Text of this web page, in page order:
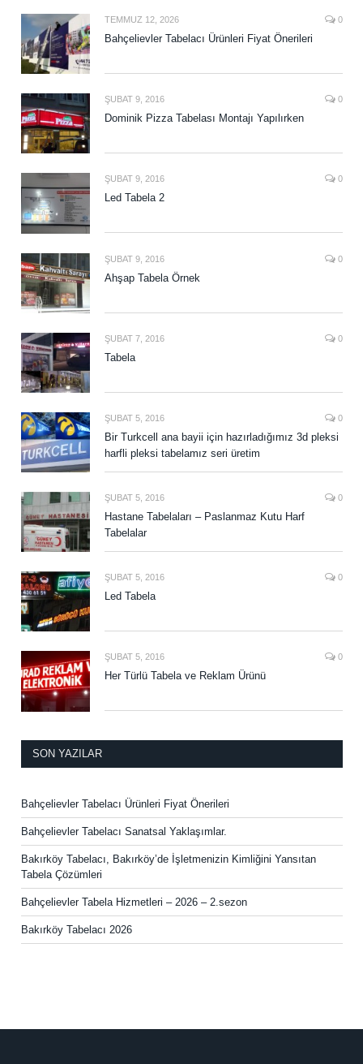
TEMMUZ 12, 2026 0
Bahçelievler Tabelacı Ürünleri Fiyat Önerileri
ŞUBAT 9, 2016 0
Dominik Pizza Tabelası Montajı Yapılırken
ŞUBAT 9, 2016 0
Led Tabela 2
ŞUBAT 9, 2016 0
Ahşap Tabela Örnek
ŞUBAT 7, 2016 0
Tabela
ŞUBAT 5, 2016 0
Bir Turkcell ana bayii için hazırladığımız 3d pleksi
harfli pleksi tabelamız seri üretim
ŞUBAT 5, 2016 0
Hastane Tabelaları – Paslanmaz Kutu Harf
Tabelalar
ŞUBAT 5, 2016 0
Led Tabela
ŞUBAT 5, 2016 0
Her Türlü Tabela ve Reklam Ürünü
SON YAZILAR
Bahçelievler Tabelacı Ürünleri Fiyat Önerileri
Bahçelievler Tabelacı Sanatsal Yaklaşımlar.
Bakırköy Tabelacı, Bakırköy’de İşletmenizin Kimliğini Yansıtan
Tabela Çözümleri
Bahçelievler Tabela Hizmetleri – 2026 – 2.sezon
Bakırköy Tabelacı 2026